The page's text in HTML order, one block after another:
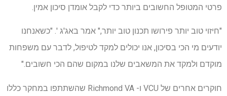
פרטי המטופל החשובים ביותר כדי לקבל אומדן סיכון אמין.
"חיזוי טוב יותר פירושו תכנון טוב יותר," אמר באג'ג '. "כשאנחנו
יודעים מי הכי בסיכון, אנו יכולים למקד לטיפול, לדבר עם משפחות
מוקדם ולמקד את המשאבים שלנו במקום שהם הכי חשובים."
חוקרים אחרים של VCU ו- Richmond VA שהשתתפו במחקר כללו